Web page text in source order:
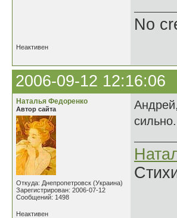
No
Неактивен
2006-09-12 12:16:06
Наталья Федоренко
Автор сайта
Откуда: Днепропетровск (Украина)
Зарегистрирован: 2006-07-12
Сообщений: 1498
Неактивен